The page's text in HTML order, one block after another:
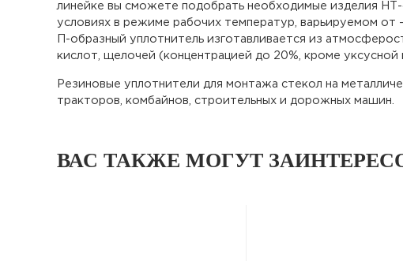
линейке вы сможете подобрать необходимые изделия
условиях в режиме рабочих температур, варьируемом от
П-образный уплотнитель изготавливается из
кислот, щелочей (концентрацией до 20%, кроме уксусной
Резиновые уплотнители для монтажа стекол на
тракторов, комбайнов, строительных и дорожных машин.
ВАС ТАКЖЕ МОГУТ